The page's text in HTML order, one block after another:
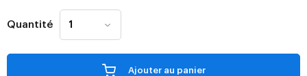
Quantité
Ajouter au panier